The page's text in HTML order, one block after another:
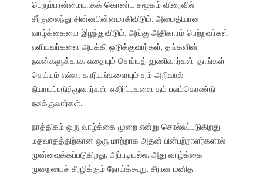
பெரும்பான்மையாகக் கொண்ட சமூகம் விரைவில்
சீர்குலைந்து சின்னபின்னமாகிவிடும். அமைதியான
வாழ்க்கையை இழந்துவிடும். அங்கு அதிகாரம் பெற்றவர்கள்
எளியவர்களை அடக்கி ஒடுக்குவார்கள். தங்களின்
நலன்களுக்காக எதையும் செய்யத் துணிவார்கள். தாங்கள்
செய்யும் எல்லா காரியங்களையும் தம் அறிவால்
நியாயப்படுத்துவார்கள். எதிர்ப்புகளை தம் பலம்கொண்டு
நசுக்குவார்கள்.
நாத்திகம் ஒரு வாழ்க்கை முறை என்று சொல்லப்படுகிறது.
மதவாதத்திற்கான ஒரு மாற்றாக அதன் பின்பற்றாளர்களால்
முன்வைக்கப்படுகிறது. அப்படியல்ல. அது வாழ்க்கை
முறையைச் சீரழிக்கும் நோய்க்கூறு. சீரான மனித